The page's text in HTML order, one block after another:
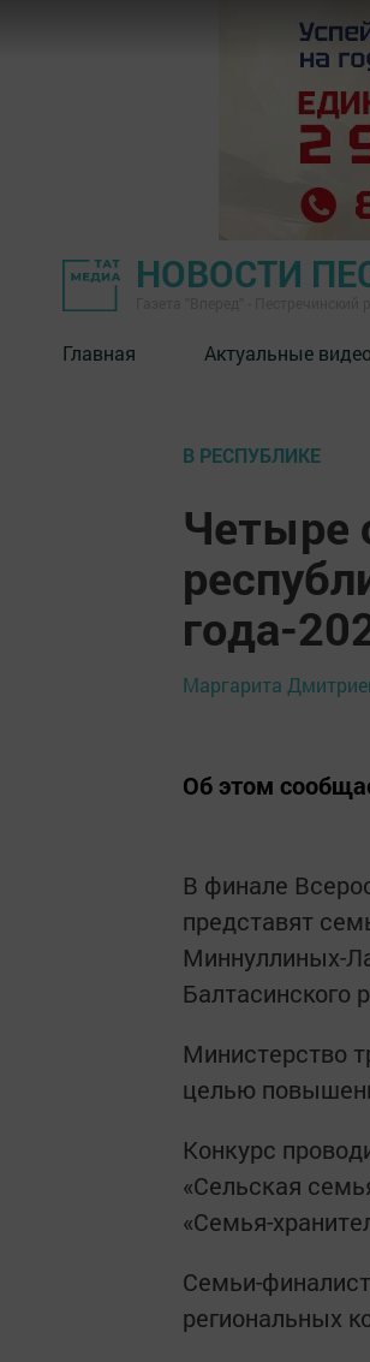
НОВОСТИ
Главная Актуальные видео
В РЕСПУБЛИКЕ
Четыре
года-
Маргарита
Об этом
В финале
представят
Миннуллиных-
Балтасинского
Министерство
целью
Конкурс
«Сельская
«Семья-
Семьи-
региональных